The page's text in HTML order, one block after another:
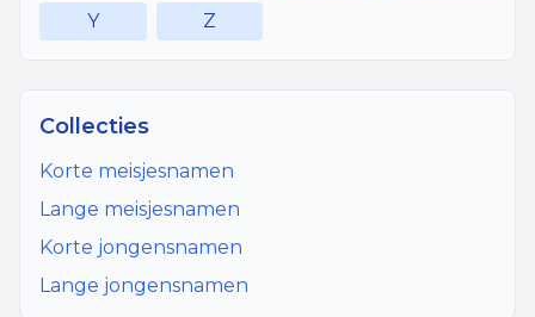
Y Z
Collecties
Korte meisjesnamen
Lange meisjesnamen
Korte jongensnamen
Lange jongensnamen